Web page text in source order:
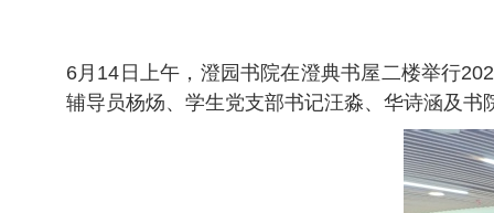
6月14日上午，澄园书院在澄典书屋二楼举行
辅导员杨炀、学生党支部书记汪淼、华诗涵及